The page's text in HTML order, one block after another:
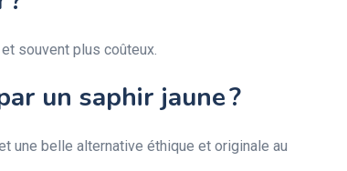
souvent plus coûteux.
un saphir jaune ?
une belle alternative éthique et originale au